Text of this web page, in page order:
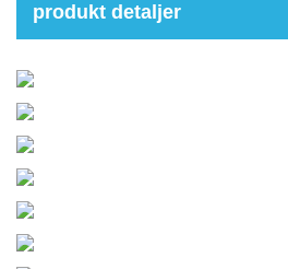
produkt detaljer